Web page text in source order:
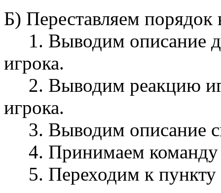
Б) Переставляем порядок
1. Выводим описание
игрока.
2. Выводим реакцию
игрока.
3. Выводим описание
4. Принимаем команду
5. Переходим к пункту